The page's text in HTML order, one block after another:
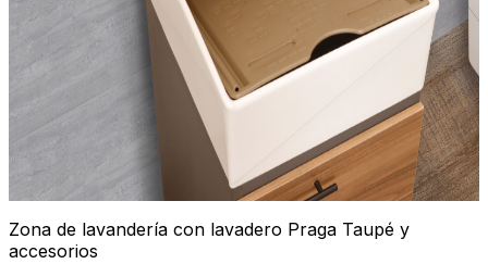
Zona de lavandería con lavadero Praga Taupé y
accesorios